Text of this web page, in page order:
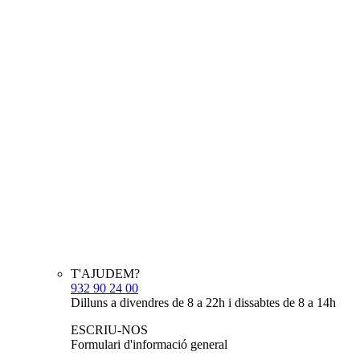
T'AJUDEM?
932 90 24 00
Dilluns a divendres de 8 a 22h i dissabtes de 8 a 14h
ESCRIU-NOS
Formulari d'informació general